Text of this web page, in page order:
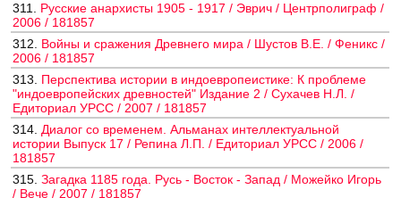
311. Русские анархисты 1905 - 1917 / Эврич / Центрполиграф /
2006 / 181857
312. Войны и сражения Древнего мира / Шустов В.Е. / Феникс /
2006 / 181857
313. Перспектива истории в индоевропеистике: К проблеме
"индоевропейских древностей" Издание 2 / Сухачев Н.Л. /
Едиториал УРСС / 2007 / 181857
314. Диалог со временем. Альманах интеллектуальной
истории Выпуск 17 / Репина Л.П. / Едиториал УРСС / 2006 /
181857
315. Загадка 1185 года. Русь - Восток - Запад / Можейко Игорь
/ Вече / 2007 / 181857